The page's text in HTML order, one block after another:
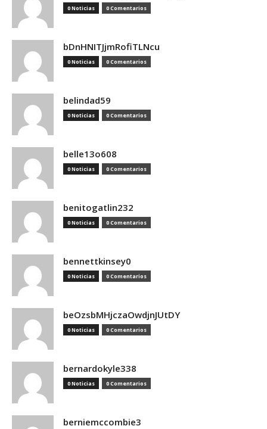
0 Noticias 0 Comentarios
bDnHNITJjmRofiTLNcu
0 Noticias 0 Comentarios
belindad59
0 Noticias 0 Comentarios
belle13o608
0 Noticias 0 Comentarios
benitogatlin232
0 Noticias 0 Comentarios
bennettkinsey0
0 Noticias 0 Comentarios
beOzsbMHjczaOwdjnJUtDY
0 Noticias 0 Comentarios
bernardokyle338
0 Noticias 0 Comentarios
berniemccombie3